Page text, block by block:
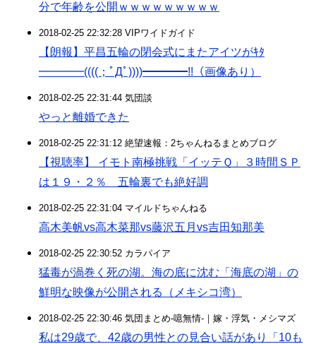
分で年齢を公開ｗｗｗｗｗｗｗｗｗ
2018-02-25 22:32:28 VIPワイドガイド
【朗報】平昌五輪の閉会式にまたアイツがｷﾀ
━━━━((((；ﾟДﾟ))))━━━━!!（画像あり）
2018-02-25 22:31:44 気団談
やっと離婚できた
2018-02-25 22:31:12 絶望速報：2ちゃんねるまとめブログ
【視聴率】 イモト南極挑戦「イッテＱ」３時間ＳＰ
は１９・２％ 五輪裏でも絶好調
2018-02-25 22:31:04 マイルドちゃんねる
高木美帆vs高木菜那vs藤沢五月vs吉田知那美
2018-02-25 22:30:52 カラパイア
猛毒が渦巻く死の湖。海の底に沈む「海底の湖」の
鮮明な映像が公開される（メキシコ湾）
2018-02-25 22:30:46 気団まとめ-噫無情-｜嫁・浮気・メシマズ
私は29歳で、42歳の男性との見合い話があり「10も